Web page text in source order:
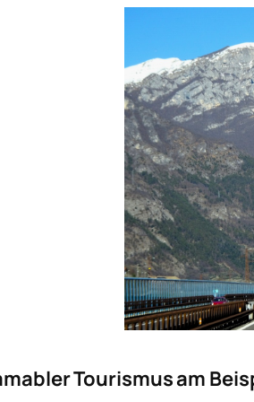
Tourismus am